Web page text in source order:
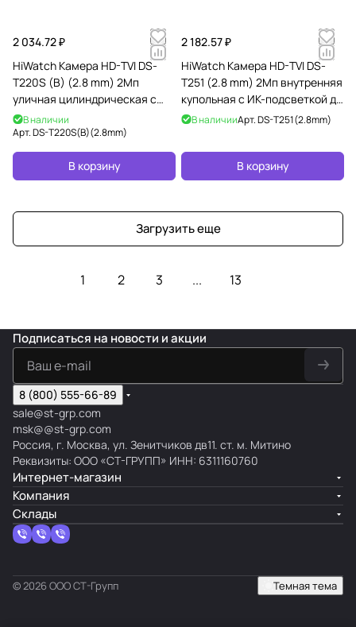
2 034.72 ₽
HiWatch Камера HD-TVI DS-
T220S (B) (2.8 mm) 2Мп
уличная цилиндрическая с
EXIR-подсветкой до 50м
В наличии
Арт.DS-T220S(B)(2.8mm)
В корзину
2 182.57 ₽
HiWatch Камера HD-TVI DS-
T251 (2.8 mm) 2Мп внутренняя
купольная с ИК-подсветкой до
20мВ наличииАрт.DS-T251(2.8mm)
В корзину
Загрузить еще
1 2 3 ... 13
Подписаться на новости и акции
8 (800) 555-66-89
sale@st-grp.com
msk@@st-grp.com
Россия, г. Москва, ул. Зенитчиков дв11. ст. м. Митино
Реквизиты: ООО «СТ-ГРУПП» ИНН: 6311160760
Интернет-магазин
Компания
Склады
© 2026 ООО СТ-Групп Темная тема